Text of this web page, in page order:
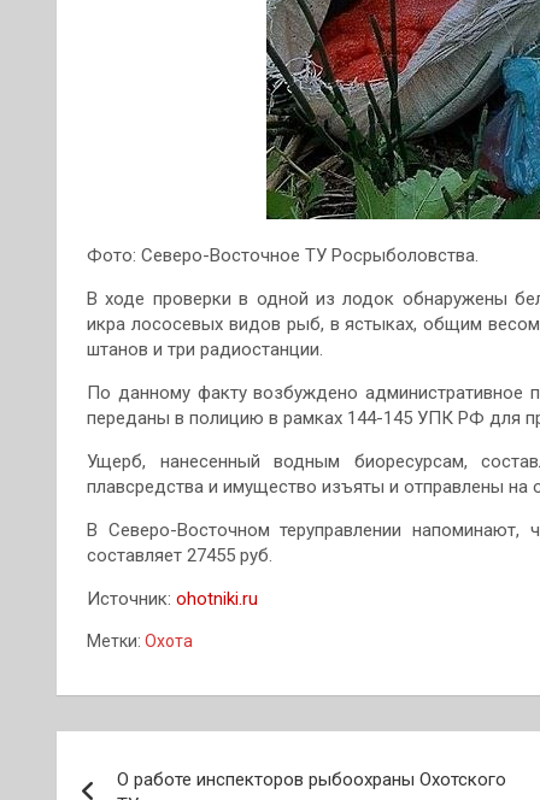
Фото: Северо-Восточное ТУ Росрыболовства.
В ходе проверки в одной из лодок обнаружены
икра лососевых видов рыб, в ястыках, общим
штанов и три радиостанции.
По данному факту возбуждено
переданы в полицию в рамках 144-145 УПК РФ для
Ущерб, нанесенный водным биоресурсам,
плавсредства и имущество изъяты и отправлены на
В Северо-Восточном теруправлении
составляет 27455 руб.
Источник: ohotniki.ru
Метки: Охота
О работе инспекторов рыбоохраны Охотского